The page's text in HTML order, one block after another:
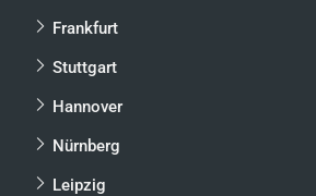
Frankfurt
Stuttgart
Hannover
Nürnberg
Leipzig